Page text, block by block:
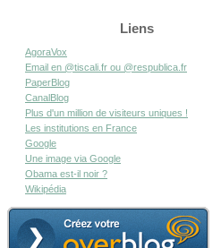
Liens
AgoraVox
Email en @tiscali.fr ou @respublica.fr
PaperBlog
CanalBlog
Plus d'un million de visiteurs uniques !
Les institutions en France
Google
Une image via Google
Obama est-il noir ?
Wikipédia